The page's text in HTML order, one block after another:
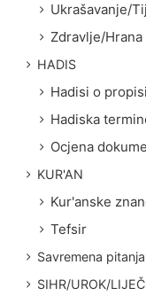
Ukrašavanje/
Zdravlje/Hrana
HADIS
Hadisi o
Hadiska
Ocjena
KUR'AN
Kur'anske
Tefsir
Savremena pitanja
SIHR/UROK/